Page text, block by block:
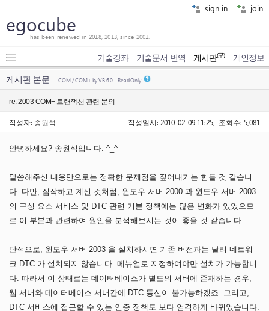
sign in join
egocube
has been renewed in 2018, 2013, since 2001.
기술강좌 기술문서 번역 게시판(구) 개인정보
게시판 본문 COM / COM+ by VB 6.0 - Read Only
re: 2003 COM+ 트랜잭션 관련 문의
작성자: 송원석 작성일시: 2010-02-09 11:25, 조회수: 5,081
안녕하세요? 송원석입니다. ^_^
말씀해주신 내용만으로는 정확한 문제점을 짚어내기는 힘들 것 같습니
다. 다만, 짐작하고 계신 것처럼, 윈도우 서버 2000 과 윈도우 서버 2003
의 구성 요소 서비스 및 DTC 관련 기본 정책에는 많은 변화가 있었으므
로 이 부분과 관련하여 원인을 분석해보시는 것이 좋을 것 같습니다.
단적으로, 윈도우 서버 2003 을 설치하시면 기존 버전과는 달리 네트워
크 DTC 가 설치되지 않습니다. 메뉴얼로 지정하여야만 설치가 가능합니
다. 따라서 이 상태로는 데이터베이스가 별도의 서버에 존재하는 경우,
웹 서버와 데이터베이스 서버간에 DTC 통신이 불가능하겠죠. 그리고,
DTC 서비스에 접근할 수 있는 인증 정책도 보다 엄격하게 바뀌었습니다.